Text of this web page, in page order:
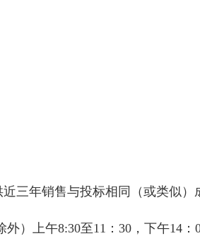
三年销售与投标相同（或类似）
）上午8:30至11：30，下午14